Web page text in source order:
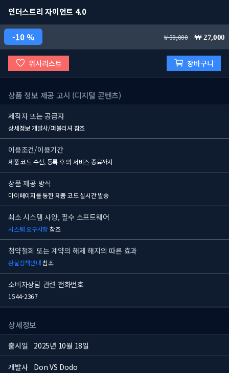
인더스트리 자이언트 4.0
10 % 30,000 27,000
위시리스트 장바구니
상품 정보 제공 고시 (디지털 콘텐츠)
제작자 또는 공급자
상세정보 개발사/퍼블리셔 참조
이용조건/이용기간
제품 코드 수신, 등록 후의 서비스 종료까지
상품 제공 방식
마이페이지를 통한 제품 코드 실시간 발송
최소 시스템 사양, 필수 소프트웨어
시스템 요구사항참조
청약철회 또는 계약의 해제 해지의 따른 효과
환불정책안내참조
소비자상담 관련 전화번호
1544-2367
상세정보
출시일 2025년 10월 18일
개발사 Don VS Dodo